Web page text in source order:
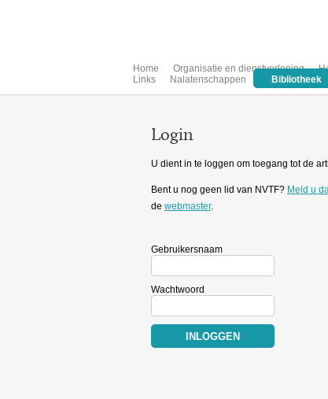
Home Organisatie en dienstverlening
Links
Nalatenschappen Bibliotheek
Login
U dient in te loggen om toegang tot de
Bent u nog geen lid van NVTF? Meld u
de webmaster.
Gebruikersnaam
Wachtwoord